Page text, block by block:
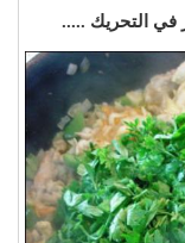
في التحريك .....